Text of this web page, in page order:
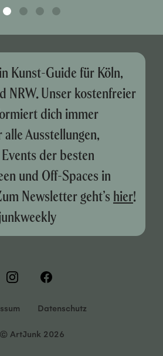
Kunst-Guide für Köln,
NRW. Unser kostenfreier
dich immer
Ausstellungen,
der besten
und Off-Spaces in
Newsletter geht’s hier!
Datenschutz
© ArtJunk 2026